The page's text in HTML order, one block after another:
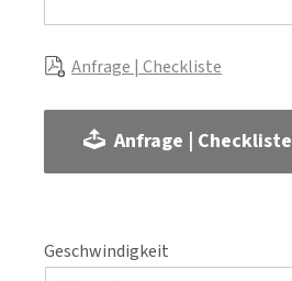
Anfrage | Checkliste
Anfrage | Checkliste
Geschwindigkeit